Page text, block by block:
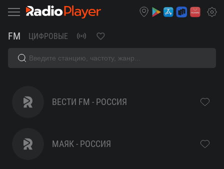
FM ЦИФРОВЫЕ
Радио
Хит
ВЕСТИ FM - РОССИЯ
МАЯК - РОССИЯ